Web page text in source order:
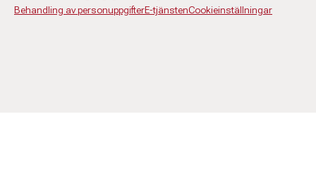
Behandling av personuppgifterE-tjänstenCookieinställningar